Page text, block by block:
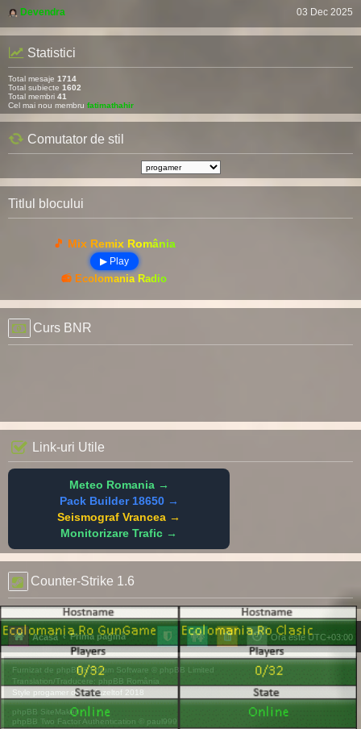
Devendra
03 Dec 2025
Statistici
Total mesaje 1714
Total subiecte 1602
Total membri 41
Cel mai nou membru fatimathahir
Comutator de stil
Titlul blocului
🎵 Mix Remix România
▶ Play
📻 Ecolomania Radio
Curs BNR
Link-uri Utile
Meteo Romania →
Pack Builder 18650 →
Seismograf Vrancea →
Monitorizare Trafic →
Counter-Strike 1.6
Acasă Prima pagină Ora este UTC+03:00
Furnizat de phpBB® Forum Software © phpBB Limited
Translation/Traducere: phpBB România
Style progamer de ©Mazeltof 2018
phpBB SiteMaker
phpBB Two Factor Authentication © paul999